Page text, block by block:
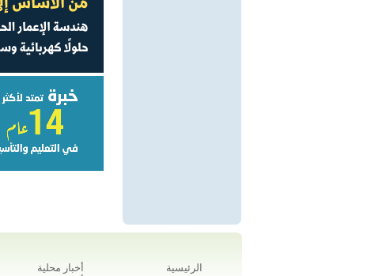
الرئيسية أخبار محلية